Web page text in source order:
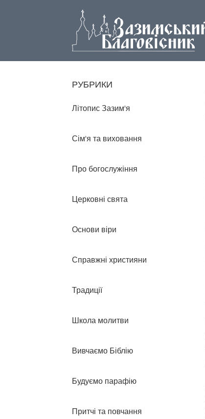
РУБРИКИ
Літопис Зазим'я
Сім'я та виховання
Про богослужіння
Церковні свята
Основи віри
Справжні християни
Традиції
Школа молитви
Вивчаємо Біблію
Будуємо парафію
Притчі та повчання